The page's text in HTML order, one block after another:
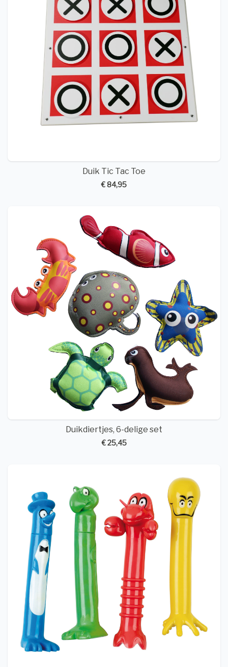
Duik Tic Tac Toe
€ 84,95
Duikdiertjes, 6-delige set
€ 25,45